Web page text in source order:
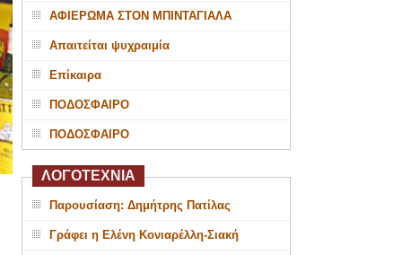
ΑΦΙΕΡΩΜΑ ΣΤΟΝ ΜΠΙΝΤΑΓΙΑΛΑ
Απαιτείται ψυχραιμία
Επίκαιρα
ΠΟΔΟΣΦΑΙΡΟ
ΠΟΔΟΣΦΑΙΡΟ
ΛΟΓΟΤΕΧΝΙΑ
Παρουσίαση: Δημήτρης Πατίλας
Γράφει η Ελένη Κονιαρέλλη-Σιακή